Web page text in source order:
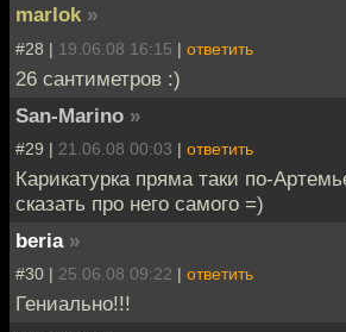
marlok »
#28 | 19.06.08 16:15 | ответить
26 сантиметров :)
San-Marino »
#29 | 21.06.08 00:03 | ответить
Карикатурка пряма таки по-
сказать про него самого =)
beria »
#30 | 25.06.08 09:22 | ответить
Гениально!!!